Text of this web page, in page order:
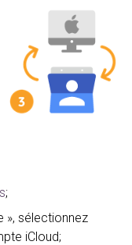
;
», sélectionnez
iCloud;